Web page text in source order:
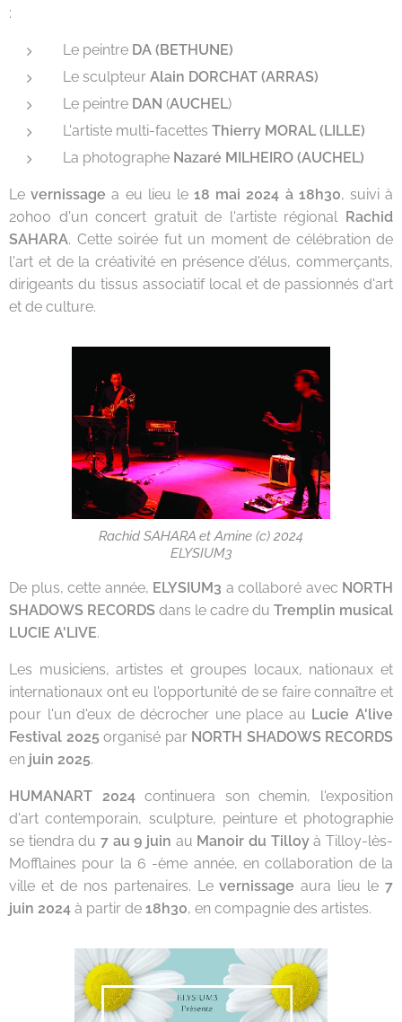
:
Le peintre DA (BETHUNE)
Le sculpteur Alain DORCHAT (ARRAS)
Le peintre DAN (AUCHEL)
L'artiste multi-facettes Thierry MORAL (LILLE)
La photographe Nazaré MILHEIRO (AUCHEL)
Levernissage a eu lieu le18 mai 2024 à 18h30, suivi à
20h00 d'un concert gratuit de l'artiste régional Rachid
SAHARA. Cette soirée fut un moment de célébration de
l'art et de la créativité en présence d'élus, commerçants,
dirigeants du tissus associatif local et de passionnés d'art
et de culture.
Rachid SAHARA et Amine (c) 2024
ELYSIUM3
De plus, cette année, ELYSIUM3 a collaboré avec NORTH
SHADOWS RECORDS dans le cadre du Tremplin musical
LUCIE A'LIVE.
Les musiciens, artistes et groupes locaux, nationaux et
internationaux ont eu l'opportunité de se faire connaître et
pour l'un d'eux de décrocher une place au Lucie A'live
Festival 2025organisé par NORTH SHADOWS RECORDS
en juin 2025.
HUMANART 2024continuera son chemin, l'exposition
d'art contemporain, sculpture, peinture et photographie
se tiendra du 7 au 9 juin au Manoir du Tilloyà Tilloy-lès-
Mofflaines pour la 6 -ème année, en collaboration de la
ville et de nos partenaires. Levernissage aura lieu le7
juin 2024 à partir de 18h30, en compagnie des artistes.